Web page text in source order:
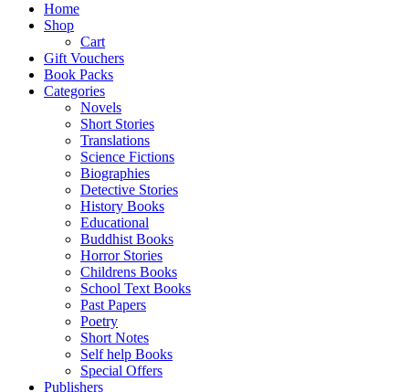
Home
Shop
Cart
Gift Vouchers
Book Packs
Categories
Novels
Short Stories
Translations
Science Fictions
Biographies
Detective Stories
History Books
Educational
Buddhist Books
Horror Stories
Childrens Books
School Text Books
Past Papers
Poetry
Short Notes
Self help Books
Special Offers
Publishers